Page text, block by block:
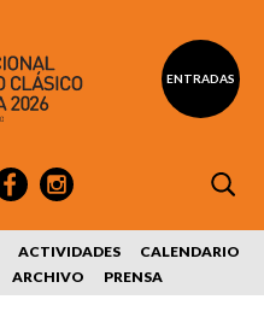
ENTRADAS
ACTIVIDADES
CALENDARIO
ARCHIVO PRENSA